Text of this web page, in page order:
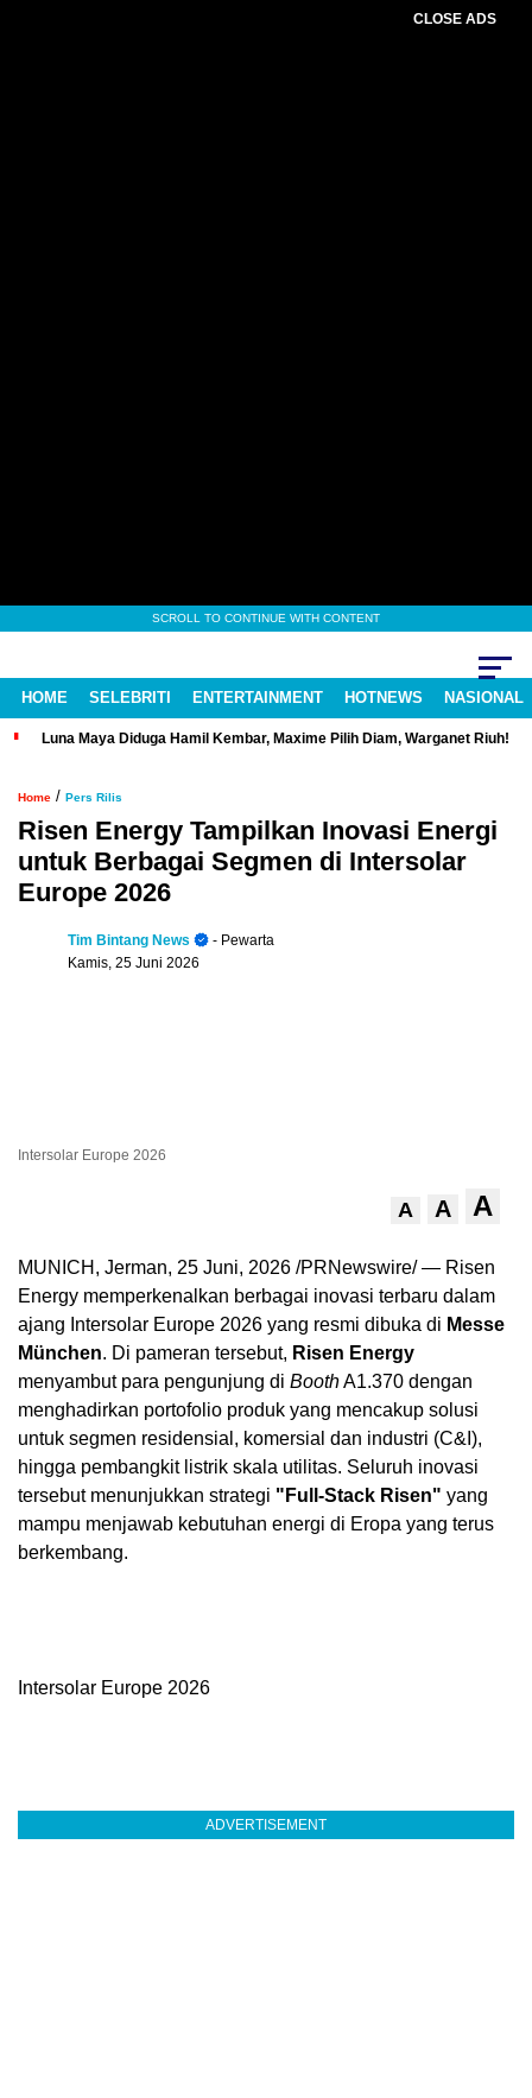
CLOSE ADS
SCROLL TO CONTINUE WITH CONTENT
HOME SELEBRITI ENTERTAINMENT HOTNEWS NASIONAL
Luna Maya Diduga Hamil Kembar, Maxime Pilih Diam, Warganet Riuh!
Home / Pers Rilis
Risen Energy Tampilkan Inovasi Energi
untuk Berbagai Segmen di Intersolar
Europe 2026
Tim Bintang News
- Pewarta
Kamis, 25 Juni 2026
Intersolar Europe 2026
A A A
MUNICH, Jerman, 25 Juni, 2026 /PRNewswire/ — Risen
Energy memperkenalkan berbagai inovasi terbaru dalam
ajang Intersolar Europe 2026 yang resmi dibuka di Messe
München. Di pameran tersebut, Risen Energy
menyambut para pengunjung di BoothA1.370 dengan
menghadirkan portofolio produk yang mencakup solusi
untuk segmen residensial, komersial dan industri (C&I),
hingga pembangkit listrik skala utilitas. Seluruh inovasi
tersebut menunjukkan strategi "Full-Stack Risen" yang
mampu menjawab kebutuhan energi di Eropa yang terus
berkembang.
Intersolar Europe 2026
ADVERTISEMENT